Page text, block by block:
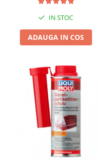
IN STOC
ADAUGA IN COS